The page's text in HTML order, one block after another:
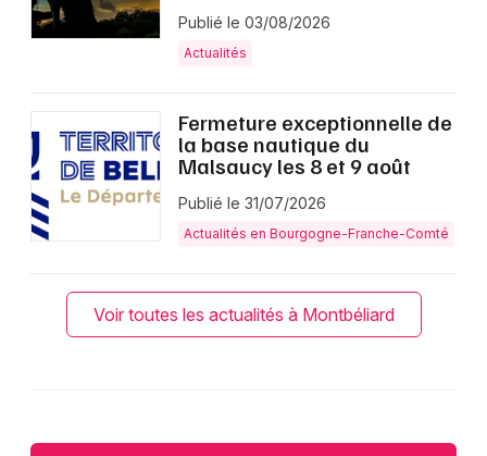
Publié le 03/08/2026
Actualités
Fermeture exceptionnelle de
la base nautique du
Malsaucy les 8 et 9 août
Publié le 31/07/2026
Actualités en Bourgogne-Franche-Comté
Voir toutes les actualités à Montbéliard